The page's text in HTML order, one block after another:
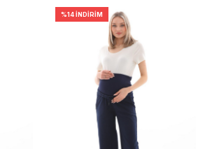
%14 İNDIRIM